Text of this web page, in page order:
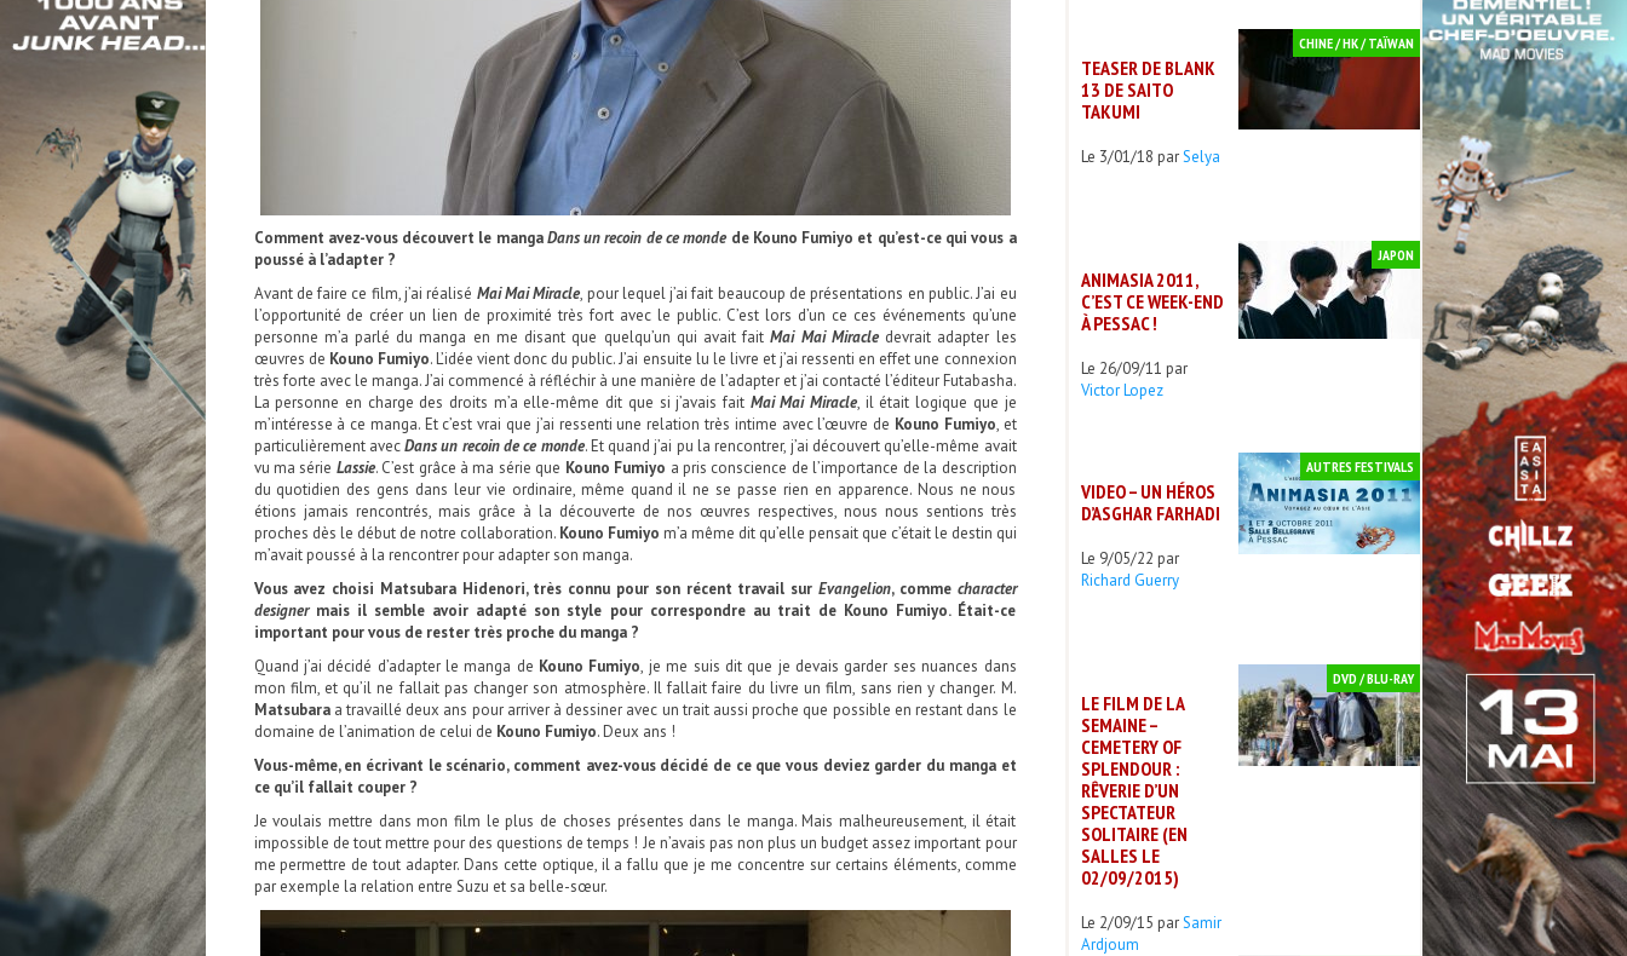
Comment avez-vous découvert le mangaDans un recoin de ce monde de Kouno Fumiyo et qu’est-ce qui vous a
poussé à l’adapter ?
Avant de faire ce film, j’ai réalisé Mai Mai Miracle, pour lequel j’ai fait beaucoup de présentations en public. J’ai eu
l’opportunité de créer un lien de proximité très fort avec le public. C’est lors d’un ce ces événements qu’une
personne m’a parlé du manga en me disant que quelqu’un qui avait faitMai Mai Miracle devrait adapter les
œuvres de Kouno Fumiyo. L’idée vient donc du public. J’ai ensuite lu le livre et j’ai ressenti en effet une connexion
très forte avec le manga. J’ai commencé à réfléchir à une manière de l’adapter et j’ai contacté l’éditeur Futabasha.
La personne en charge des droits m’a elle-même dit que si j’avais fait Mai Mai Miracle, il était logique que je
m’intéresse à ce manga. Et c’est vrai que j’ai ressenti une relation très intime avec l’œuvre de Kouno Fumiyo, et
particulièrement avecDans un recoin de ce monde. Et quand j’ai pu la rencontrer, j’ai découvert qu’elle-même avait
vu ma série Lassie. C’est grâce à ma série que Kouno Fumiyo a pris conscience de l’importance de la description
du quotidien des gens dans leur vie ordinaire, même quand il ne se passe rien en apparence. Nous ne nous
étions jamais rencontrés, mais grâce à la découverte de nos œuvres respectives, nous nous sentions très
proches dès le début de notre collaboration. Kouno Fumiyo m’a même dit qu’elle pensait que c’était le destin qui
m’avait poussé à la rencontrer pour adapter son manga.
Vous avez choisi Matsubara Hidenori, très connu pour son récent travail sur Evangelion, comme character
designermais il semble avoir adapté son style pour correspondre au trait de Kouno Fumiyo. Était-ce
important pour vous de rester très proche du manga ?
Quand j’ai décidé d’adapter le manga de Kouno Fumiyo, je me suis dit que je devais garder ses nuances dans
mon film, et qu’il ne fallait pas changer son atmosphère. Il fallait faire du livre un film, sans rien y changer. M.
Matsubaraa travaillé deux ans pour arriver à dessiner avec un trait aussi proche que possible en restant dans le
domaine de l’animation de celui de Kouno Fumiyo. Deux ans !
Vous-même, en écrivant le scénario, comment avez-vous décidé de ce que vous deviez garder du manga et
ce qu’il fallait couper ?
Je voulais mettre dans mon film le plus de choses présentes dans le manga. Mais malheureusement, il était
impossible de tout mettre pour des questions de temps ! Je n’avais pas non plus un budget assez important pour
me permettre de tout adapter. Dans cette optique, il a fallu que je me concentre sur certains éléments, comme
par exemple la relation entre Suzu et sa belle-sœur.
CHINE / HK / TAÏWAN
TEASER DE BLANK
13 DE SAITO
TAKUMI
Le 3/01/18 parSelya
JAPON
ANIMASIA 2011,
C’EST CE WEEK-END
À PESSAC !
Le 26/09/11 par
Victor Lopez
AUTRES FESTIVALS
VIDEO – UN HÉROS
D’ASGHAR FARHADI
Le 9/05/22 par
Richard Guerry
DVD / BLU-RAY
LE FILM DE LA
SEMAINE –
CEMETERY OF
SPLENDOUR :
RÊVERIE D’UN
SPECTATEUR
SOLITAIRE (EN
SALLES LE
02/09/2015)
Le 2/09/15 parSamir
Ardjoum